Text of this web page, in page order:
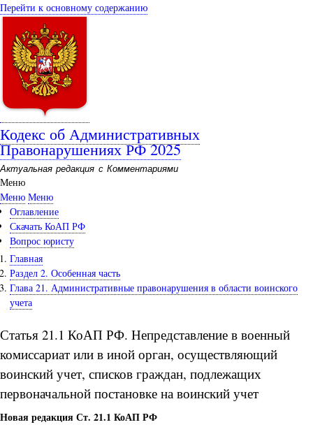
Перейти к основному содержанию
Кодекс об Административных
Правонарушениях РФ 2025
Актуальная редакция с Комментариями
Меню
Меню Меню
Оглавление
Скачать КоАП РФ
Вопрос юристу
Главная
Раздел 2. Особенная часть
Глава 21. Административные правонарушения в области воинского
учета
Статья 21.1 КоАП РФ. Непредставление в военный
комиссариат или в иной орган, осуществляющий
воинский учет, списков граждан, подлежащих
первоначальной постановке на воинский учет
Новая редакция Ст. 21.1 КоАП РФ